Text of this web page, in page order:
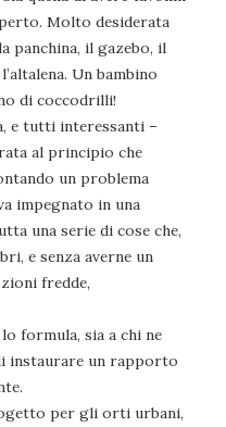
Molto desiderata
panchina, il gazebo, il
Un bambino
di coccodrilli!
e tutti interessanti –
al principio che
un problema
impegnato in una
una serie di cose che,
e senza averne un
fredde,
formula, sia a chi ne
instaurare un rapporto
per gli orti urbani,